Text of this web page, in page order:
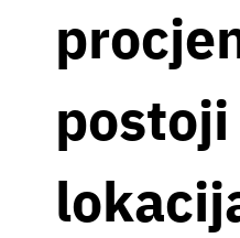
postoji